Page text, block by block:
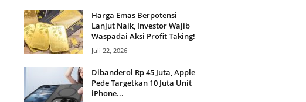
Harga Emas Berpotensi
Lanjut Naik, Investor Wajib
Waspadai Aksi Profit Taking!
Juli 22, 2026
Dibanderol Rp 45 Juta, Apple
Pede Targetkan 10 Juta Unit
iPhone...